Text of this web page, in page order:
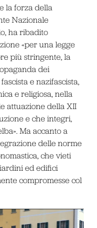
la forza della
Nazionale
ha ribadito
«per una legge
più stringente, la
dei
e nazifascista,
e religiosa, nella
attuazione della XII
e che integri,
Ma accanto a
delle norme
che vieti
ed edifici
compromesse col